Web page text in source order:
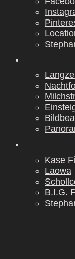
Kase
Lao­wa
B.I.G.